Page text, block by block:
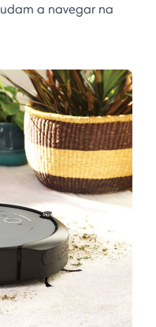
a navegar na